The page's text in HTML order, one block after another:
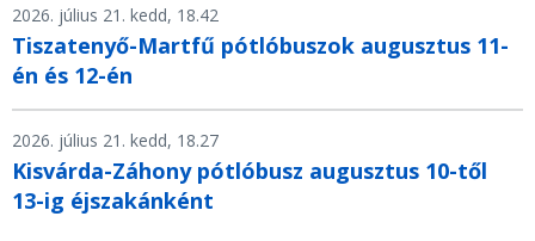
2026. július 21. kedd, 18.42
Tiszatenyő-Martfű pótlóbuszok augusztus 11-
én és 12-én
2026. július 21. kedd, 18.27
Kisvárda-Záhony pótlóbusz augusztus 10-től
13-ig éjszakánként